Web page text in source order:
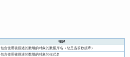
描述
包含使用被描述的数组的对象的数据库名（总是当前数据库）
包含使用被描述的数组的对象的模式名